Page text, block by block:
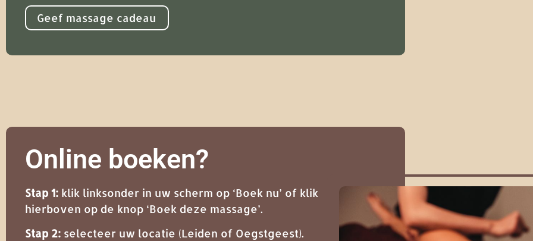
Geef massage cadeau
Online boeken?
Stap 1: klik linksonder in uw scherm op ‘Boek nu’ of klik
hierboven op de knop ‘Boek deze massage’.
Stap 2: selecteer uw locatie (Leiden of Oegstgeest).